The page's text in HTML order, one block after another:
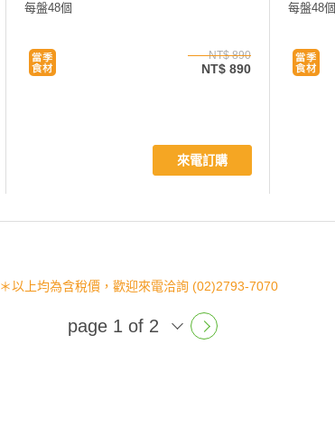
每盤48個
NT$ 890
NT$ 890
來電訂購
每盤48個
＊以上均為含稅價，歡迎來電洽詢 (02)2793-7070